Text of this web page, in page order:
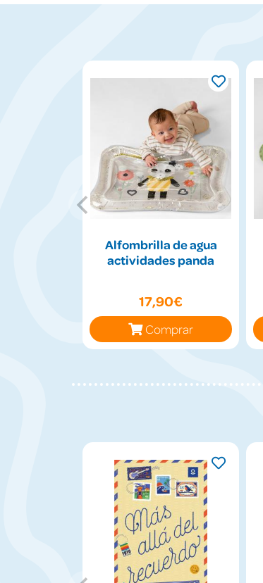
Alfombrilla de agua
actividades panda
17,90€
Comprar